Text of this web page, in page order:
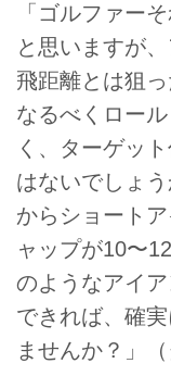
「ゴルファー
と思いますが
飛距離とは狙
なるべくロー
く、ターゲッ
はないでしょ
からショート
ャップが10〜
のようなアイ
できれば、確
ませんか？」